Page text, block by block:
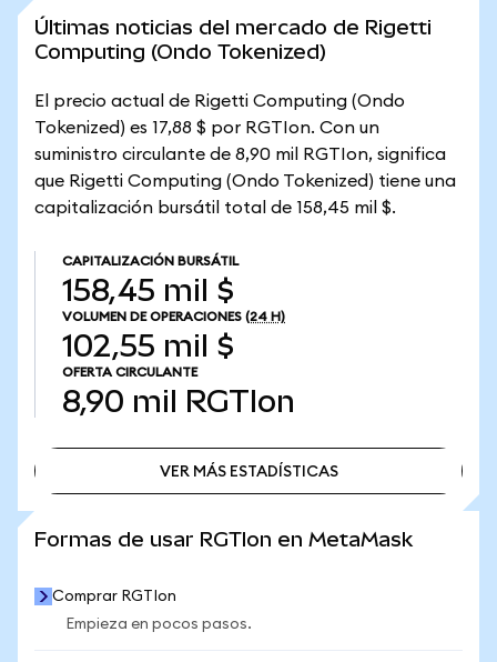
Últimas noticias del mercado de Rigetti
Computing (Ondo Tokenized)
El precio actual de Rigetti Computing (Ondo
Tokenized) es 17,88 $ por RGTIon. Con un
suministro circulante de 8,90 mil RGTIon, significa
que Rigetti Computing (Ondo Tokenized) tiene una
capitalización bursátil total de 158,45 mil $.
CAPITALIZACIÓN BURSÁTIL
158,45 mil $
VOLUMEN DE OPERACIONES (24 H)
102,55 mil $
OFERTA CIRCULANTE
8,90 mil RGTIon
VER MÁS ESTADÍSTICAS
Formas de usar RGTIon en MetaMask
Comprar RGTIon
Empieza en pocos pasos.